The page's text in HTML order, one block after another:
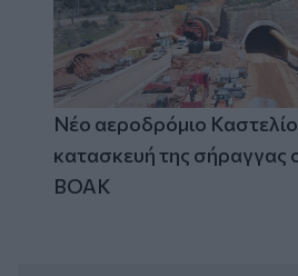
Νέο αεροδρόμιο
κατασκευή της σήραγγας
ΒΟΑΚ